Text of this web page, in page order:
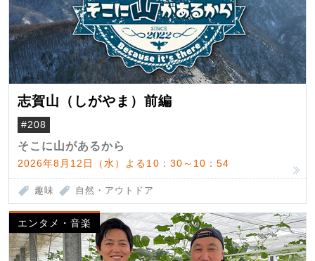
志賀山（しがやま）前編
#208
そこに山があるから
2026年8月12日（水）よる10：30～10：54
趣味 自然・アウトドア
エンタメ・音楽